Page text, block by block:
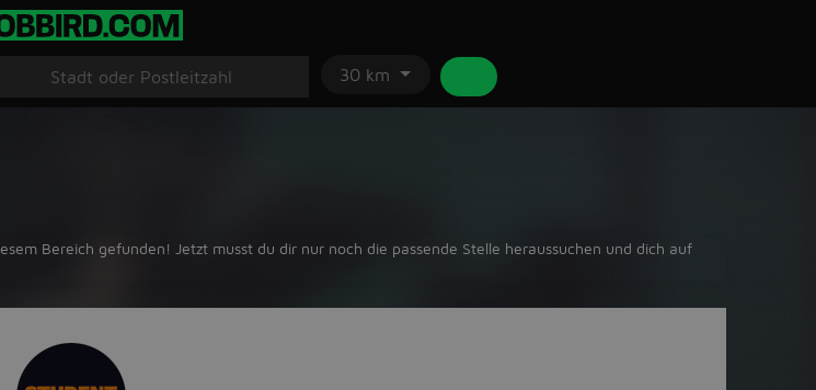
30 km
Bereich gefunden! Jetzt musst du dir nur noch die passende Stelle heraussuchen und dich auf